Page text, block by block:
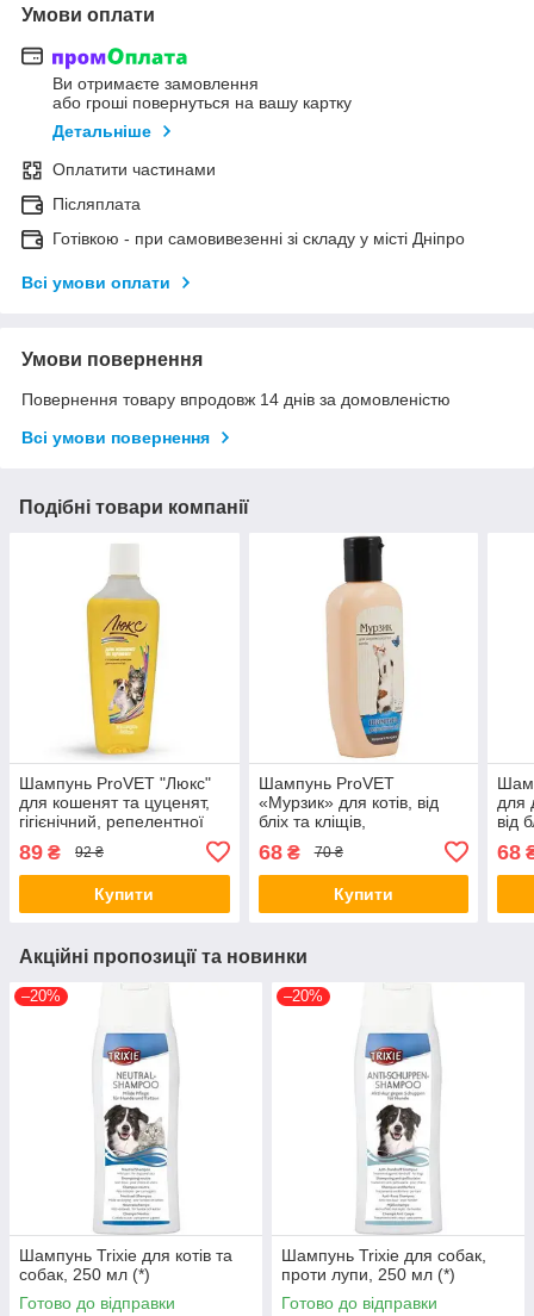
Умови оплати
Ви отримаєте замовлення
або гроші повернуться на вашу картку
Детальніше
Оплатити частинами
Післяплата
Готівкою - при самовивезенні зі складу у місті Дніпро
Всі умови оплати
Умови повернення
Повернення товару впродовж 14 днів за домовленістю
Всі умови повернення
Подібні товари компанії
Шампунь ProVET "Люкс"
для кошенят та цуценят,
гігієнічний, репелентної
89 ₴ 92 ₴
Купити
Шампунь ProVET
«Мурзик» для котів, від
бліх та кліщів,
репелентний, 250 мл (*)
68₴ 70 ₴
Купити
для
від
68
Акційні пропозиції та новинки
–20%
Шампунь Trixie для котів та
собак, 250 мл (*)
Готово до відправки
–20%
Шампунь Trixie для собак,
проти лупи, 250 мл (*)
Готово до відправки